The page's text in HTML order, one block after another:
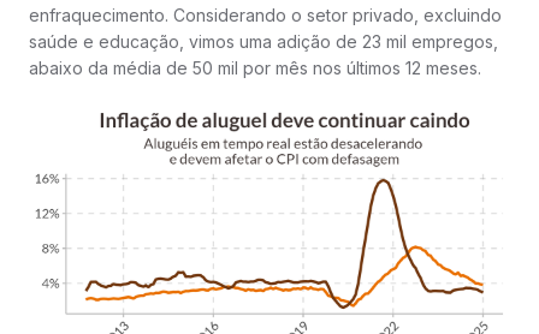
enfraquecimento. Considerando o setor privado, excluindo
saúde e educação, vimos uma adição de 23 mil empregos,
abaixo da média de 50 mil por mês nos últimos 12 meses.